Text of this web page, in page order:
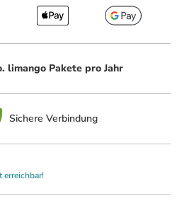
limango Pakete pro Jahr
Sichere Verbindung
erreichbar!